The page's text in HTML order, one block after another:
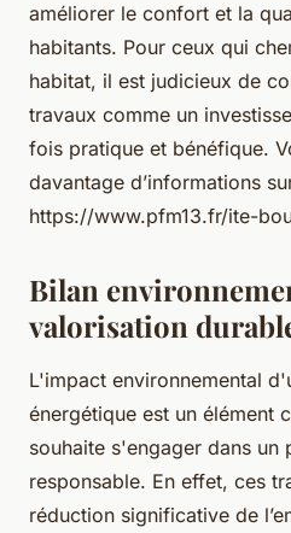
améliorer le confort et la
habitants. Pour ceux qui
habitat, il est judicieux de
travaux comme un
fois pratique et bénéfique.
davantage d’informations
https://www.pfm13.fr/ite-
Bilan
valorisation
L'impact environnemental
énergétique est un élément
souhaite s'engager dans un
responsable. En effet, ces
réduction significative de